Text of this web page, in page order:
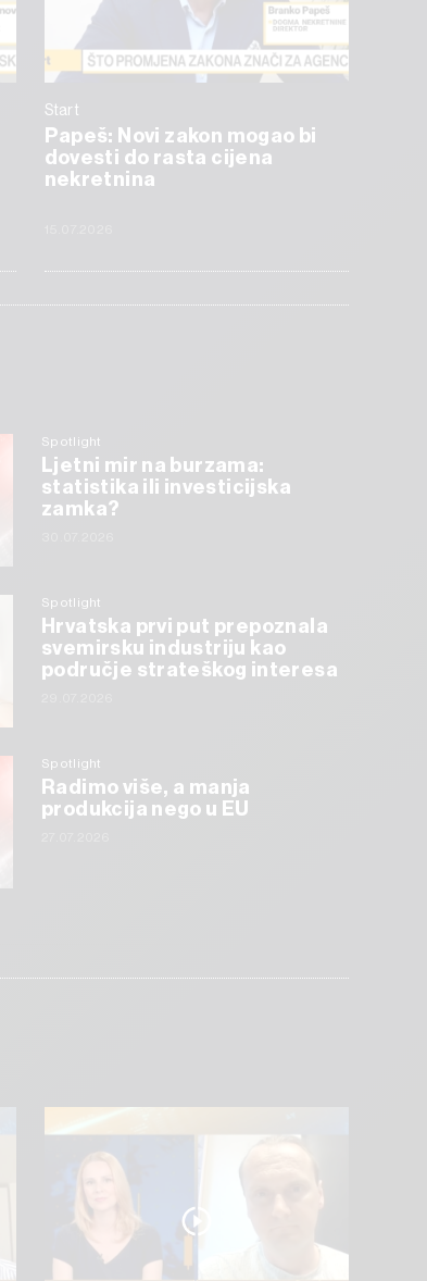
Start
Papeš: Novi zakon mogao bi
dovesti do rasta cijena
nekretnina
Spotlight
Ljetni mir na burzama:
statistika ili investicijska
zamka?
Spotlight
Hrvatska prvi put prepoznala
svemirsku industriju kao
područje strateškog interesa
Spotlight
Radimo više, a manja
produkcija nego u EU